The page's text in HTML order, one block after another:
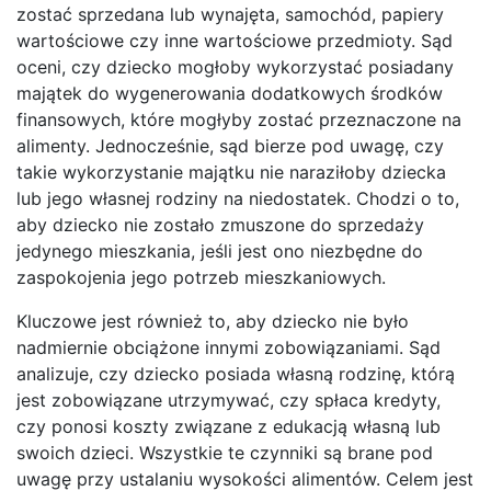
zostać sprzedana lub wynajęta, samochód, papiery
wartościowe czy inne wartościowe przedmioty. Sąd
oceni, czy dziecko mogłoby wykorzystać posiadany
majątek do wygenerowania dodatkowych środków
finansowych, które mogłyby zostać przeznaczone na
alimenty. Jednocześnie, sąd bierze pod uwagę, czy
takie wykorzystanie majątku nie naraziłoby dziecka
lub jego własnej rodziny na niedostatek. Chodzi o to,
aby dziecko nie zostało zmuszone do sprzedaży
jedynego mieszkania, jeśli jest ono niezbędne do
zaspokojenia jego potrzeb mieszkaniowych.
Kluczowe jest również to, aby dziecko nie było
nadmiernie obciążone innymi zobowiązaniami. Sąd
analizuje, czy dziecko posiada własną rodzinę, którą
jest zobowiązane utrzymywać, czy spłaca kredyty,
czy ponosi koszty związane z edukacją własną lub
swoich dzieci. Wszystkie te czynniki są brane pod
uwagę przy ustalaniu wysokości alimentów. Celem jest